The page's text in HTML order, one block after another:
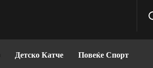
Детско Катче Повеќе Спорт